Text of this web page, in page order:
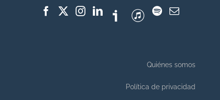
Quiénes somos
Política de privacidad